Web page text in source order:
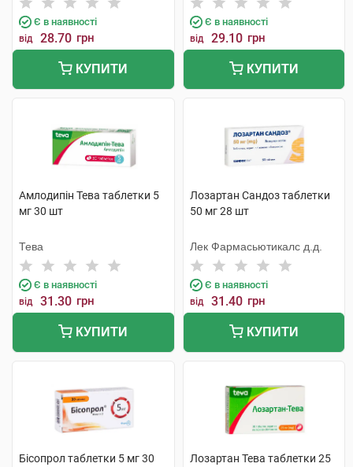
Є в наявності
від 28.70 грн
КУПИТИ
Є в наявності
від 29.10 грн
КУПИТИ
Амлодипін Тева таблетки 5
мг 30 шт
Тева
Є в наявності
від 31.30 грн
КУПИТИ
Лозартан Сандоз таблетки
50 мг 28 шт
Лек Фармасьютикалс д.д.
Є в наявності
від 31.40 грн
КУПИТИ
Бісопрол таблетки 5 мг 30
Лозартан Тева таблетки 25